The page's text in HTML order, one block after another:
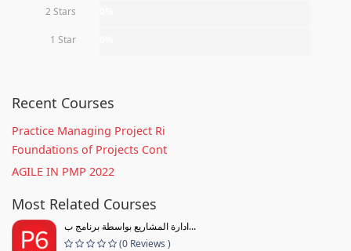
2 Stars
1 Star
Recent Courses
Practice Managing Project Ri
Foundations of Projects Cont
AGILE IN PMP 2022
Most Related Courses
ادارة المشاريع بواسطة برنامج ب...
(0 Reviews )